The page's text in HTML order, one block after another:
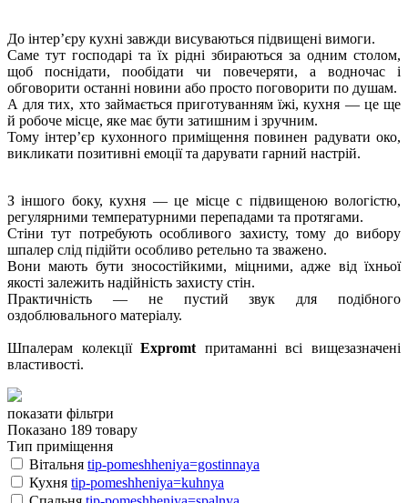
До інтер’єру кухні завжди висуваються підвищені вимоги.
Саме тут господарі та їх рідні збираються за одним столом,
щоб поснідати, пообідати чи повечеряти, а водночас і
обговорити останні новини або просто поговорити по душам.
А для тих, хто займається приготуванням їжі, кухня — це ще
й робоче місце, яке має бути затишним і зручним.
Тому інтер’єр кухонного приміщення повинен радувати око,
викликати позитивні емоції та дарувати гарний настрій.
З іншого боку, кухня — це місце с підвищеною вологістю,
регулярними температурними перепадами та протягами.
Стіни тут потребують особливого захисту, тому до вибору
шпалер слід підійти особливо ретельно та зважено.
Вони мають бути зносостійкими, міцними, адже від їхньої
якості залежить надійність захисту стін.
Практичність — не пустий звук для подібного
оздоблювального матеріалу.
Шпалерам колекціїExpromt притаманні всі вищезазначені
властивості.
показати фільтри
Показано 189 товару
Тип приміщення
Вітальня tip-pomeshheniya=gostinnaya
Кухня tip-pomeshheniya=kuhnya